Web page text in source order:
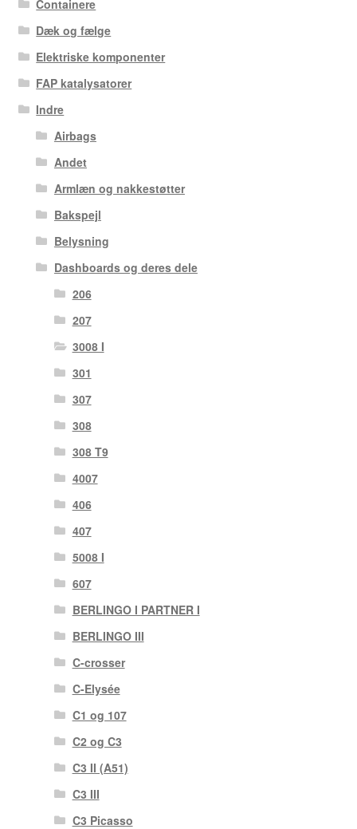
Containere
Dæk og fælge
Elektriske komponenter
FAP katalysatorer
Indre
Airbags
Andet
Armlæn og nakkestøtter
Bakspejl
Belysning
Dashboards og deres dele
206
207
3008 I
301
307
308
308 T9
4007
406
407
5008 I
607
BERLINGO I PARTNER I
BERLINGO III
C-crosser
C-Elysée
C1 og 107
C2 og C3
C3 II (A51)
C3 III
C3 Picasso